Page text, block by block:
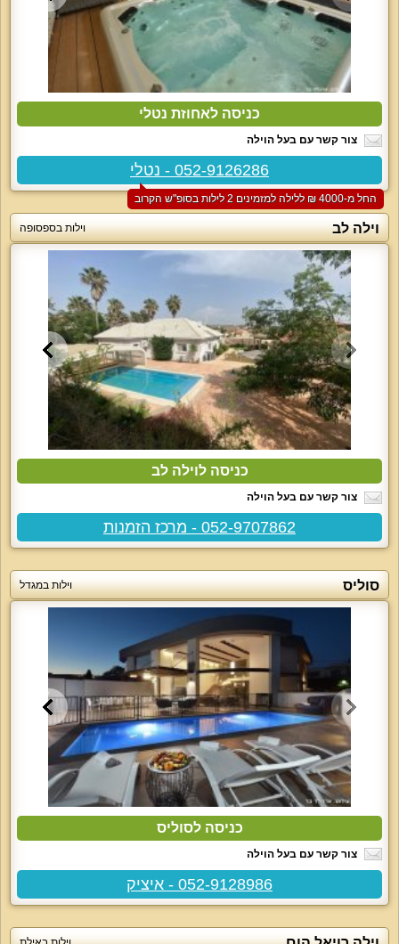
כניסה לאחוזת נטלי
צור קשר עם בעל הוילה
052-9126286 - נטלי
החל מ-‏4000 ₪ ללילה למזמינים 2 לילות בסופ"ש הקרוב
וילה לב וילות בספסופה
כניסה לוילה לב
צור קשר עם בעל הוילה
052-9707862 - מרכז הזמנות
סוליס וילות במגדל
כניסה לסוליס
צור קשר עם בעל הוילה
052-9128986 - איציק